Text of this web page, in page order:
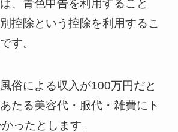
、青色申告を利用すること
控除という控除を利用するこ
す。
俗による収入が100万円だと
たる美容代・服代・雑費にト
ったとします。